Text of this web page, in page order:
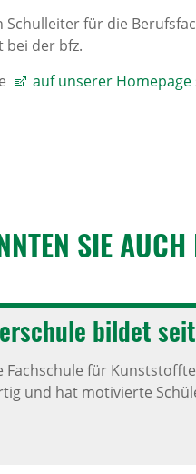
für die
bei der bfz.
auf unserer Homepage
SIE AUCH
bildet
Fachschule für
und hat motivierte